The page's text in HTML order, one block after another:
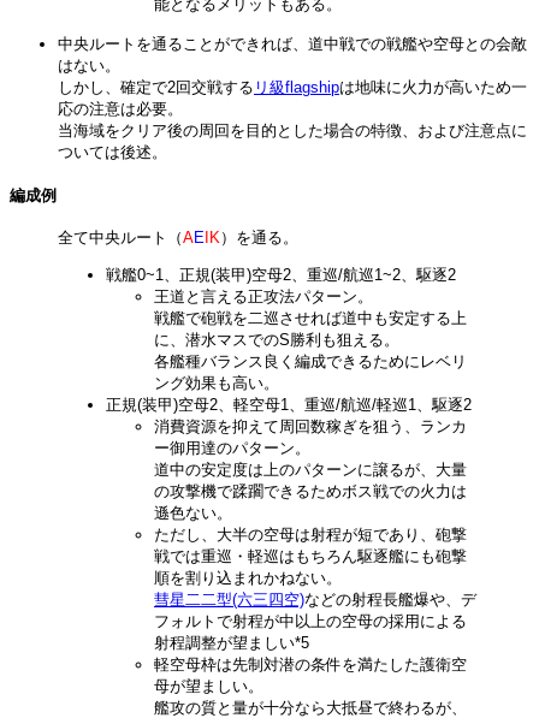
能となるメリットもある。
中央ルートを通ることができれば、道中戦での戦艦や空母との会敵
はない。
しかし、確定で2回交戦する リ級flagshipは地味に火力が高いため一
応の注意は必要。
当海域をクリア後の周回を目的とした場合の特徴、および注意点に
ついては後述。
編成例
全て中央ルート（AE K ）を通る。
戦艦0~1、正規(装甲)空母2、重巡/航巡1~2、駆逐2
王道と言える正攻法パターン。
戦艦で砲戦を二巡させれば道中も安定する上
に、潜水マスでのS勝利も狙える。
各艦種バランス良く編成できるためにレベリ
ング効果も高い。
正規(装甲)空母2、軽空母1、重巡/航巡/軽巡1、駆逐2
消費資源を抑えて周回数稼ぎを狙う、ランカ
ー御用達のパターン。
道中の安定度は上のパターンに譲るが、大量
の攻撃機で蹂躙できるためボス戦での火力は
遜色ない。
ただし、大半の空母は射程が短であり、砲撃
戦では重巡・軽巡はもちろん駆逐艦にも砲撃
順を割り込まれかねない。
彗星二二型(六三四空)などの射程長艦爆や、デ
フォルトで射程が中以上の空母の採用による
射程調整が望ましい*5
軽空母枠は先制対潜の条件を満たした護衛空
母が望ましい。
艦攻の質と量が十分なら大抵昼で終わるが、